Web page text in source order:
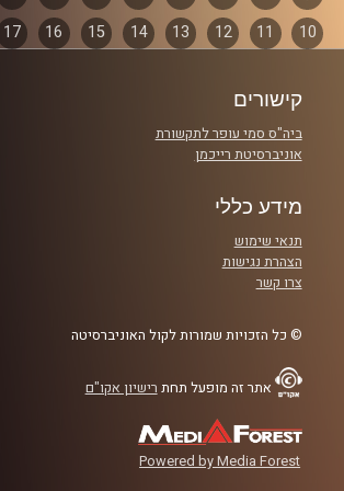
קרדיט תמונות:włodi
פרקים
10
11
12
13
14
15
16
17
קישורים
ביה"ס סמי עופר לתקשורת
אוניברסיטת רייכמן
מידע כללי
תנאי שימוש
הצהרת נגישות
צרו קשר
© כל הזכויות שמורות לקול האוניברסיטה
אתר זה מופעל תחת רישיון אקו"ם
Powered by Media Forest